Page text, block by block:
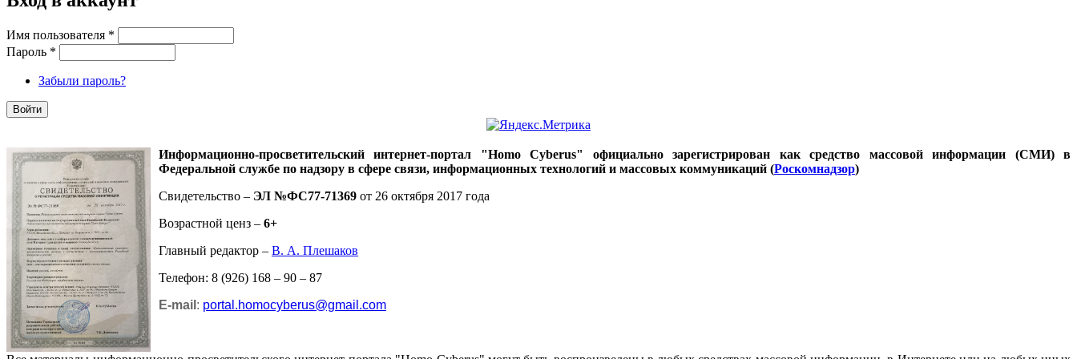
Имя пользователя *
Пароль *
Забыли пароль?
Информационно-просветительский интернет-портал "Homo Cyberus" официально зарегистрирован как средство массовой информации (СМИ) в
Федеральной службе по надзору в сфере связи, информационных технологий и массовых коммуникаций (Роскомнадзор)
Свидетельство – ЭЛ №ФС77-71369 от 26 октября 2017 года
Возрастной ценз – 6+
Главный редактор – В. А. Плешаков
Телефон: 8 (926) 168 – 90 – 87
E-mail : portal.homocyberus@gmail.com